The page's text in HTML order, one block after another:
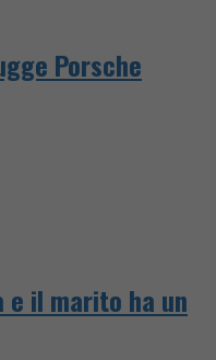
Porsche
e il marito ha un